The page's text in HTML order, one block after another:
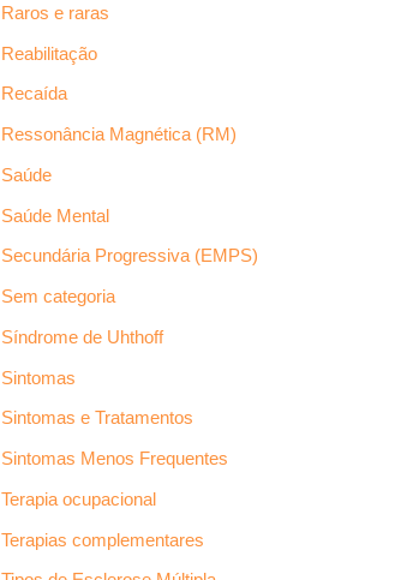
Raros e raras
Reabilitação
Recaída
Ressonância Magnética (RM)
Saúde
Saúde Mental
Secundária Progressiva (EMPS)
Sem categoria
Síndrome de Uhthoff
Sintomas
Sintomas e Tratamentos
Sintomas Menos Frequentes
Terapia ocupacional
Terapias complementares